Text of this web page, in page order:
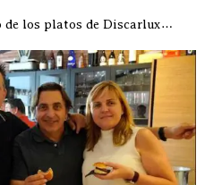
de los platos de Discarlux…